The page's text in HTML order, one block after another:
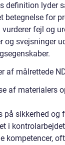
definition lyder
betegnelse for
vurderer fejl og
og svejsninger
af målrettede
af materialers
sikkerhed og
i kontrolarbejdet
kompetencer,